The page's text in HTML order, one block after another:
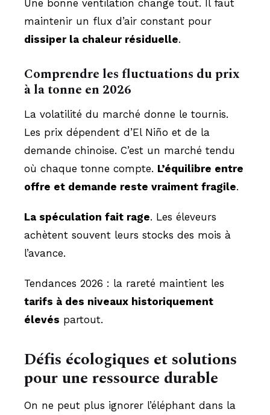
Une bonne ventilation change tout. Il faut
maintenir un flux d’air constant pour
dissiper la chaleur résiduelle.
Comprendre les fluctuations du prix
à la tonne en 2026
La volatilité du marché donne le tournis.
Les prix dépendent d’El Niño et de la
demande chinoise. C’est un marché tendu
où chaque tonne compte. L’équilibre entre
offre et demande reste vraiment fragile.
La spéculation fait rage. Les éleveurs
achètent souvent leurs stocks des mois à
l’avance.
Tendances 2026 : la rareté maintient les
tarifs à des niveaux historiquement
élevés partout.
Défis écologiques et solutions
pour une ressource durable
On ne peut plus ignorer l’éléphant dans la